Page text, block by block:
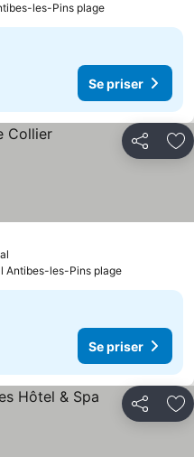
les-Pins plage
Se priser
Dela
Antibes-les-Pins plage
Se priser
Dela